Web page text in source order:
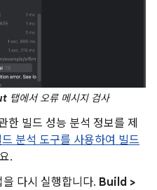
탭에서 오류 메시지 검사
한 빌드 성능 분석 정보를 제
드 분석 도구를 사용하여 빌드
.
다시 실행합니다. Build >